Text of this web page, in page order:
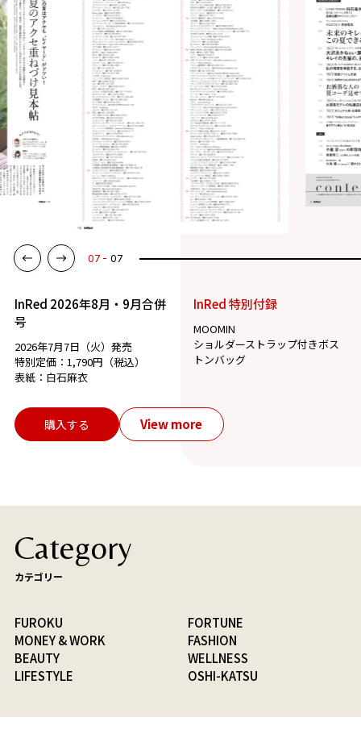
01 07
InRed 2026年8月・9月合併
号
2026年7月7日（火）発売
特別定価：1,790円（税込）
表紙：白石麻衣
InRed 特別付録
MOOMIN
ショルダーストラップ付きボス
トンバッグ
購入する View more
Category
カテゴリー
FUROKU
FORTUNE
MONEY & WORK
FASHION
BEAUTY
WELLNESS
LIFESTYLE
OSHI-KATSU